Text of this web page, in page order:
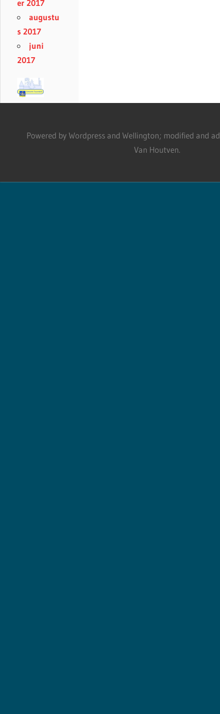
er 2017
augustu
s 2017
juni
2017
Powered by Wordpress and Wellington; modified and
Van Houtven.